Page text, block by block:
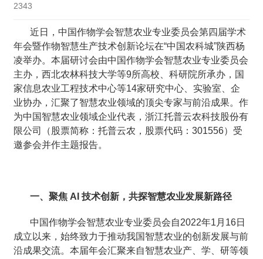
2343
近日，中国作物学会智慧农业专业委员会第四届学术
年会暨作物智慧生产技术创新论坛在“中国农科城”陕西杨
凌举办。本届研讨会由中国作物学会智慧农业专业委员会
主办，西北农林科技大学等9所高校、科研院所承办，国
家信息农业工程技术中心等14家研究中心、实验室、企
业协办，汇聚了智慧农业领域的顶尖专家与前沿成果。作
为中国智慧农业领域企业代表，浙江托普云农科技股份有
限公司（股票简称：托普云农，股票代码：301556）受
邀参会并作主题报告。
一、聚焦 AI 技术创新，共探智慧农业发展新路径
中国作物学会智慧农业专业委员会自2022年1月16日
成立以来，始终致力于推动我国智慧农业的创新发展与前
沿成果交流。本届年会汇聚来自智慧农业产、学、研等领